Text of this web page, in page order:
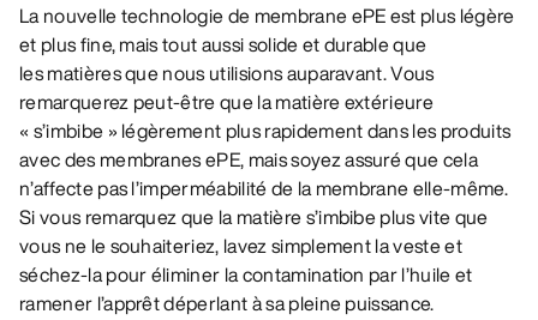
La nouvelle technologie de membrane ePE est plus légère
et plus fine, mais tout aussi solide et durable que
les matières que nous utilisions auparavant. Vous
remarquerez peut-être que la matière extérieure
« s’imbibe » légèrement plus rapidement dans les produits
avec des membranes ePE, mais soyez assuré que cela
n’affecte pas l’imperméabilité de la membrane elle-même.
Si vous remarquez que la matière s’imbibe plus vite que
vous ne le souhaiteriez, lavez simplement la veste et
séchez-la pour éliminer la contamination par l’huile et
ramener l’apprêt déperlant à sa pleine puissance.